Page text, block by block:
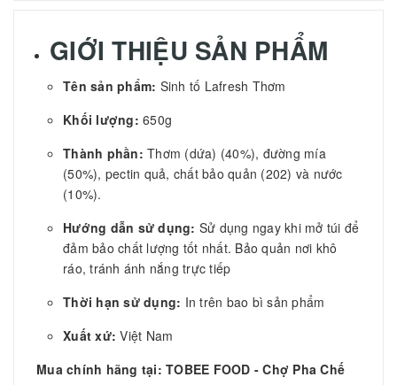
GIỚI THIỆU SẢN PHẨM
Tên sản phẩm: Sinh tố Lafresh Thơm
Khối lượng: 650g
Thành phần: Thơm (dứa) (40%), đường mía
(50%), pectin quả, chất bảo quản (202) và nước
(10%).
Hướng dẫn sử dụng: Sử dụng ngay khi mở túi để
đảm bảo chất lượng tốt nhất. Bảo quản nơi khô
ráo, tránh ánh nắng trực tiếp
Thời hạn sử dụng: In trên bao bì sản phẩm
Xuất xứ: Việt Nam
Mua chính hãng tại: TOBEE FOOD - Chợ Pha Chế